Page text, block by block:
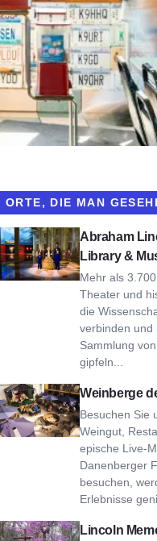
ORTE, DIE MAN
Abraham
Library &
Mehr als
Theater und
die
verbinden und
Sammlung
gipfeln...
Abraham Lincoln
Weinberge
Besuchen Sie
Weingut,
epische Live-
Danenberger
besuchen,
Erlebnisse
Siehe Danenberger Family
Lincoln
Ansicht Lincoln Memorial